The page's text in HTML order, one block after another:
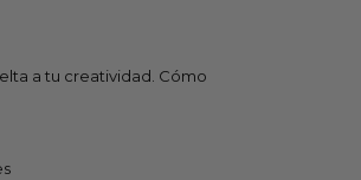
a tu creatividad. Cómo